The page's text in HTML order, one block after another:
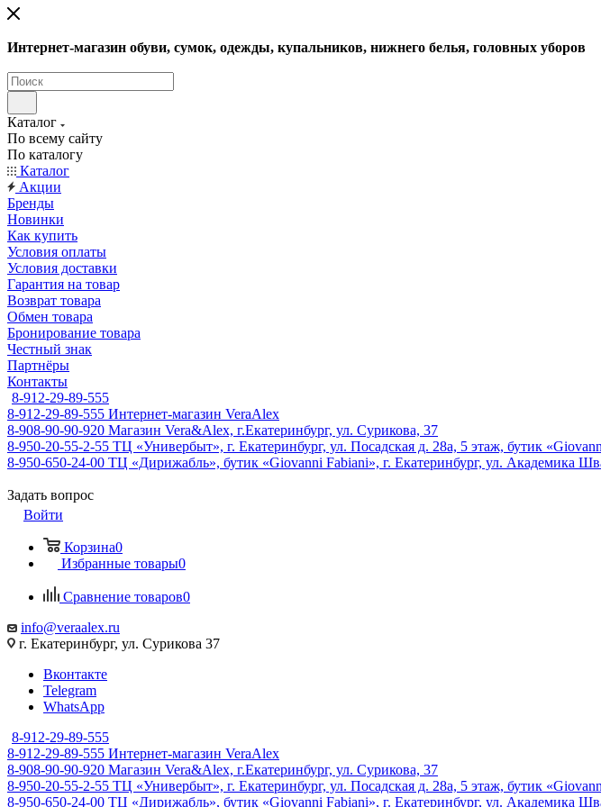
Интернет-магазин обуви, сумок, одежды, купальников, нижнего белья, головных уборов
Каталог
По всему сайту
По каталогу
Каталог
Акции
Бренды
Новинки
Как купить
Условия оплаты
Условия доставки
Гарантия на товар
Возврат товара
Обмен товара
Бронирование товара
Честный знак
Партнёры
Контакты
8-912-29-89-555
8-912-29-89-555 Интернет-магазин VeraAlex
8-908-90-90-920 Магазин Vera&Alex, г.Екатеринбург, ул. Сурикова, 37
8-950-20-55-2-55 ТЦ «Универбыт», г. Екатеринбург, ул. Посадская д. 28а, 5 этаж, бутик
8-950-650-24-00 ТЦ «Дирижабль», бутик «Giovanni Fabiani», г. Екатеринбург, ул. Академика
Задать вопрос
Войти
Корзина0
Избранные товары0
Сравнение товаров0
info@veraalex.ru
г. Екатеринбург, ул. Сурикова 37
Вконтакте
Telegram
WhatsApp
8-912-29-89-555
8-912-29-89-555 Интернет-магазин VeraAlex
8-908-90-90-920 Магазин Vera&Alex, г.Екатеринбург, ул. Сурикова, 37
8-950-20-55-2-55 ТЦ «Универбыт», г. Екатеринбург, ул. Посадская д. 28а, 5 этаж, бутик
8-950-650-24-00 ТЦ «Дирижабль», бутик «Giovanni Fabiani», г. Екатеринбург, ул. Академика